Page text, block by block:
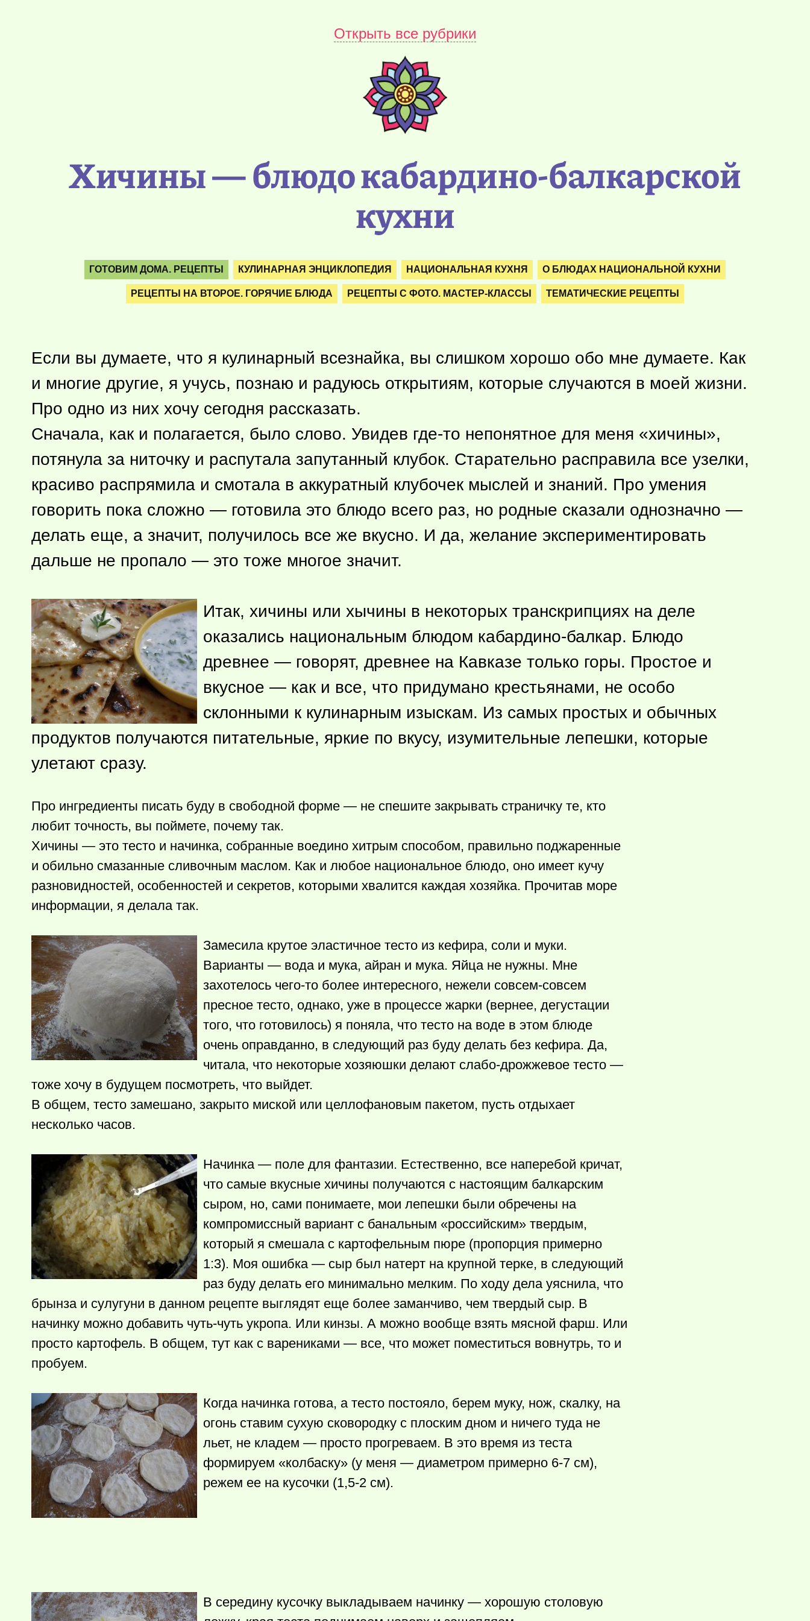
Открыть все рубрики
Хичины — блюдо кабардино-балкарской
кухни
ГОТОВИМ ДОМА. РЕЦЕПТЫ КУЛИНАРНАЯ ЭНЦИКЛОПЕДИЯ НАЦИОНАЛЬНАЯ КУХНЯ О БЛЮДАХ НАЦИОНАЛЬНОЙ КУХНИ
РЕЦЕПТЫ НА ВТОРОЕ. ГОРЯЧИЕ БЛЮДА РЕЦЕПТЫ С ФОТО. МАСТЕР-КЛАССЫ ТЕМАТИЧЕСКИЕ РЕЦЕПТЫ
Если вы думаете, что я кулинарный всезнайка, вы слишком хорошо обо мне думаете. Как
и многие другие, я учусь, познаю и радуюсь открытиям, которые случаются в моей жизни.
Про одно из них хочу сегодня рассказать.
Сначала, как и полагается, было слово. Увидев где-то непонятное для меня «хичины»,
потянула за ниточку и распутала запутанный клубок. Старательно расправила все узелки,
красиво распрямила и смотала в аккуратный клубочек мыслей и знаний. Про умения
говорить пока сложно — готовила это блюдо всего раз, но родные сказали однозначно —
делать еще, а значит, получилось все же вкусно. И да, желание экспериментировать
дальше не пропало — это тоже многое значит.
Итак, хичины или хычины в некоторых транскрипциях на деле
оказались национальным блюдом кабардино-балкар. Блюдо
древнее — говорят, древнее на Кавказе только горы. Простое и
вкусное — как и все, что придумано крестьянами, не особо
склонными к кулинарным изыскам. Из самых простых и обычных
продуктов получаются питательные, яркие по вкусу, изумительные лепешки, которые
улетают сразу.
Про ингредиенты писать буду в свободной форме — не спешите закрывать страничку те, кто
любит точность, вы поймете, почему так.
Хичины — это тесто и начинка, собранные воедино хитрым способом, правильно поджаренные
и обильно смазанные сливочным маслом. Как и любое национальное блюдо, оно имеет кучу
разновидностей, особенностей и секретов, которыми хвалится каждая хозяйка. Прочитав море
информации, я делала так.
Замесила крутое эластичное тесто из кефира, соли и муки.
Варианты — вода и мука, айран и мука. Яйца не нужны. Мне
захотелось чего-то более интересного, нежели совсем-совсем
пресное тесто, однако, уже в процессе жарки (вернее, дегустации
того, что готовилось) я поняла, что тесто на воде в этом блюде
очень оправданно, в следующий раз буду делать без кефира. Да,
читала, что некоторые хозяюшки делают слабо-дрожжевое тесто —
тоже хочу в будущем посмотреть, что выйдет.
В общем, тесто замешано, закрыто миской или целлофановым пакетом, пусть отдыхает
несколько часов.
Начинка — поле для фантазии. Естественно, все наперебой кричат,
что самые вкусные хичины получаются с настоящим балкарским
сыром, но, сами понимаете, мои лепешки были обречены на
компромиссный вариант с банальным «российским» твердым,
который я смешала с картофельным пюре (пропорция примерно
1:3). Моя ошибка — сыр был натерт на крупной терке, в следующий
раз буду делать его минимально мелким. По ходу дела уяснила, что
брынза и сулугуни в данном рецепте выглядят еще более заманчиво, чем твердый сыр. В
начинку можно добавить чуть-чуть укропа. Или кинзы. А можно вообще взять мясной фарш. Или
просто картофель. В общем, тут как с варениками — все, что может поместиться вовнутрь, то и
пробуем.
Когда начинка готова, а тесто постояло, берем муку, нож, скалку, на
огонь ставим сухую сковородку с плоским дном и ничего туда не
льет, не кладем — просто прогреваем. В это время из теста
формируем «колбаску» (у меня — диаметром примерно 6-7 см),
режем ее на кусочки (1,5-2 см).
В середину кусочку выкладываем начинку — хорошую столовую